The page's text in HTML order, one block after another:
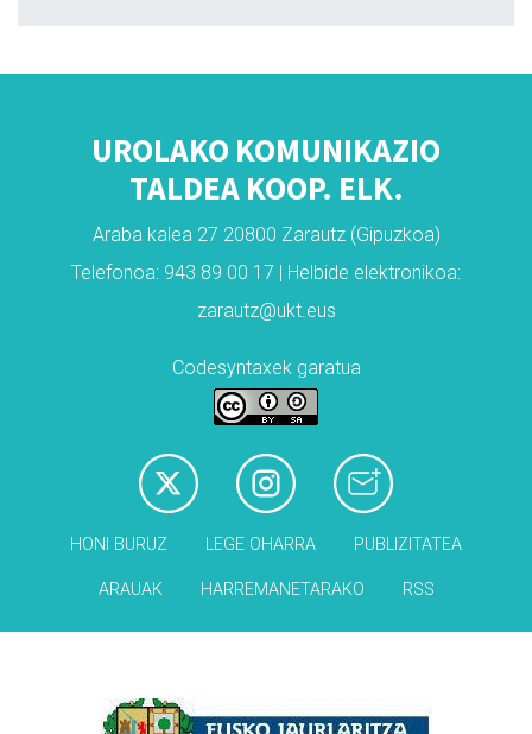
UROLAKO KOMUNIKAZIO
TALDEA KOOP. ELK.
Araba kalea 27 20800 Zarautz (Gipuzkoa)
Telefonoa: 943 89 00 17 | Helbide elektronikoa:
zarautz@ukt.eus
Codesyntaxek garatua
HONI BURUZ LEGE OHARRA PUBLIZITATEA
ARAUAK HARREMANETARAKO RSS